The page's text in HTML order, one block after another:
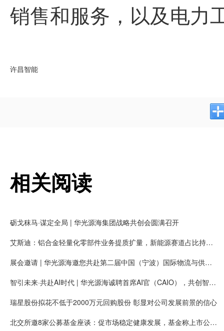
销售和服务，以及电力
许昌智能
相关阅读
砺戈秣马·谋定全局 | 华光源海集团战略共创会圆满召开
艾斯迪：铝合金轻量化零部件业务提质扩量，新能源赛道占比持续提高
展会邀请 | 华光源海邀您共赴第二届中国（宁波）国际物流与供应链博览会，展位号：T01
智引未来·共赴AI时代 | 华光源海诚聘首席AI官（CAIO），共创智慧物流新未来！
瑞星股份拟花不低于2000万元回购股份 彰显对公司发展前景的信心
北交所邀8家公募基金座谈：促市场稳定健康发展，基金称上市公司质量持续提升